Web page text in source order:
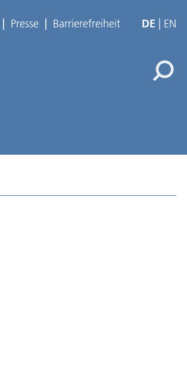
Presse Barrierefreiheit DE EN